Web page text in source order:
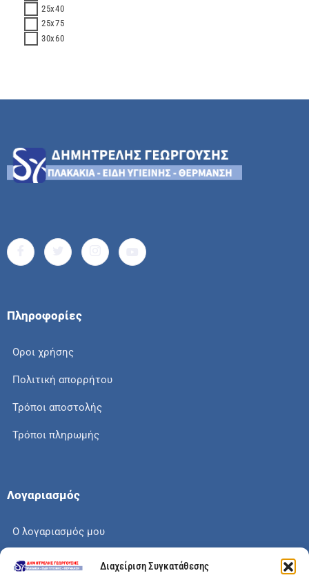
Διαχείριση Συγκατάθεσης
25x40
25x75
30x60
Πληροφορίες
Οροι χρήσης
Πολιτική απορρήτου
Τρόποι αποστολής
Τρόποι πληρωμής
Λογαριασμός
Ο λογαριασμός μου
Το καλάθι μου